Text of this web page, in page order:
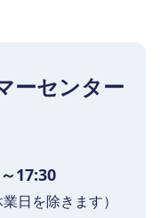
ーセンター
17:30
日を除きます）